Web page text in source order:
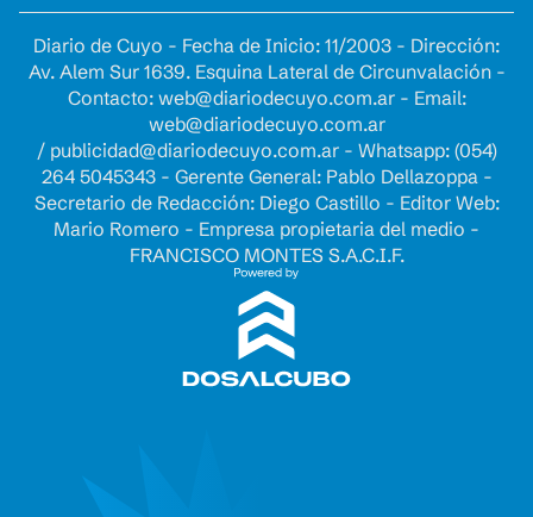
Diario de Cuyo - Fecha de Inicio: 11/2003 - Dirección:
Av. Alem Sur 1639. Esquina Lateral de Circunvalación -
Contacto: web@diariodecuyo.com.ar- Email:
web@diariodecuyo.com.ar
/ publicidad@diariodecuyo.com.ar- Whatsapp: (054)
264 5045343 - Gerente General: Pablo Dellazoppa -
Secretario de Redacción: Diego Castillo - Editor Web:
Mario Romero - Empresa propietaria del medio -
FRANCISCO MONTES S.A.C.I.F.